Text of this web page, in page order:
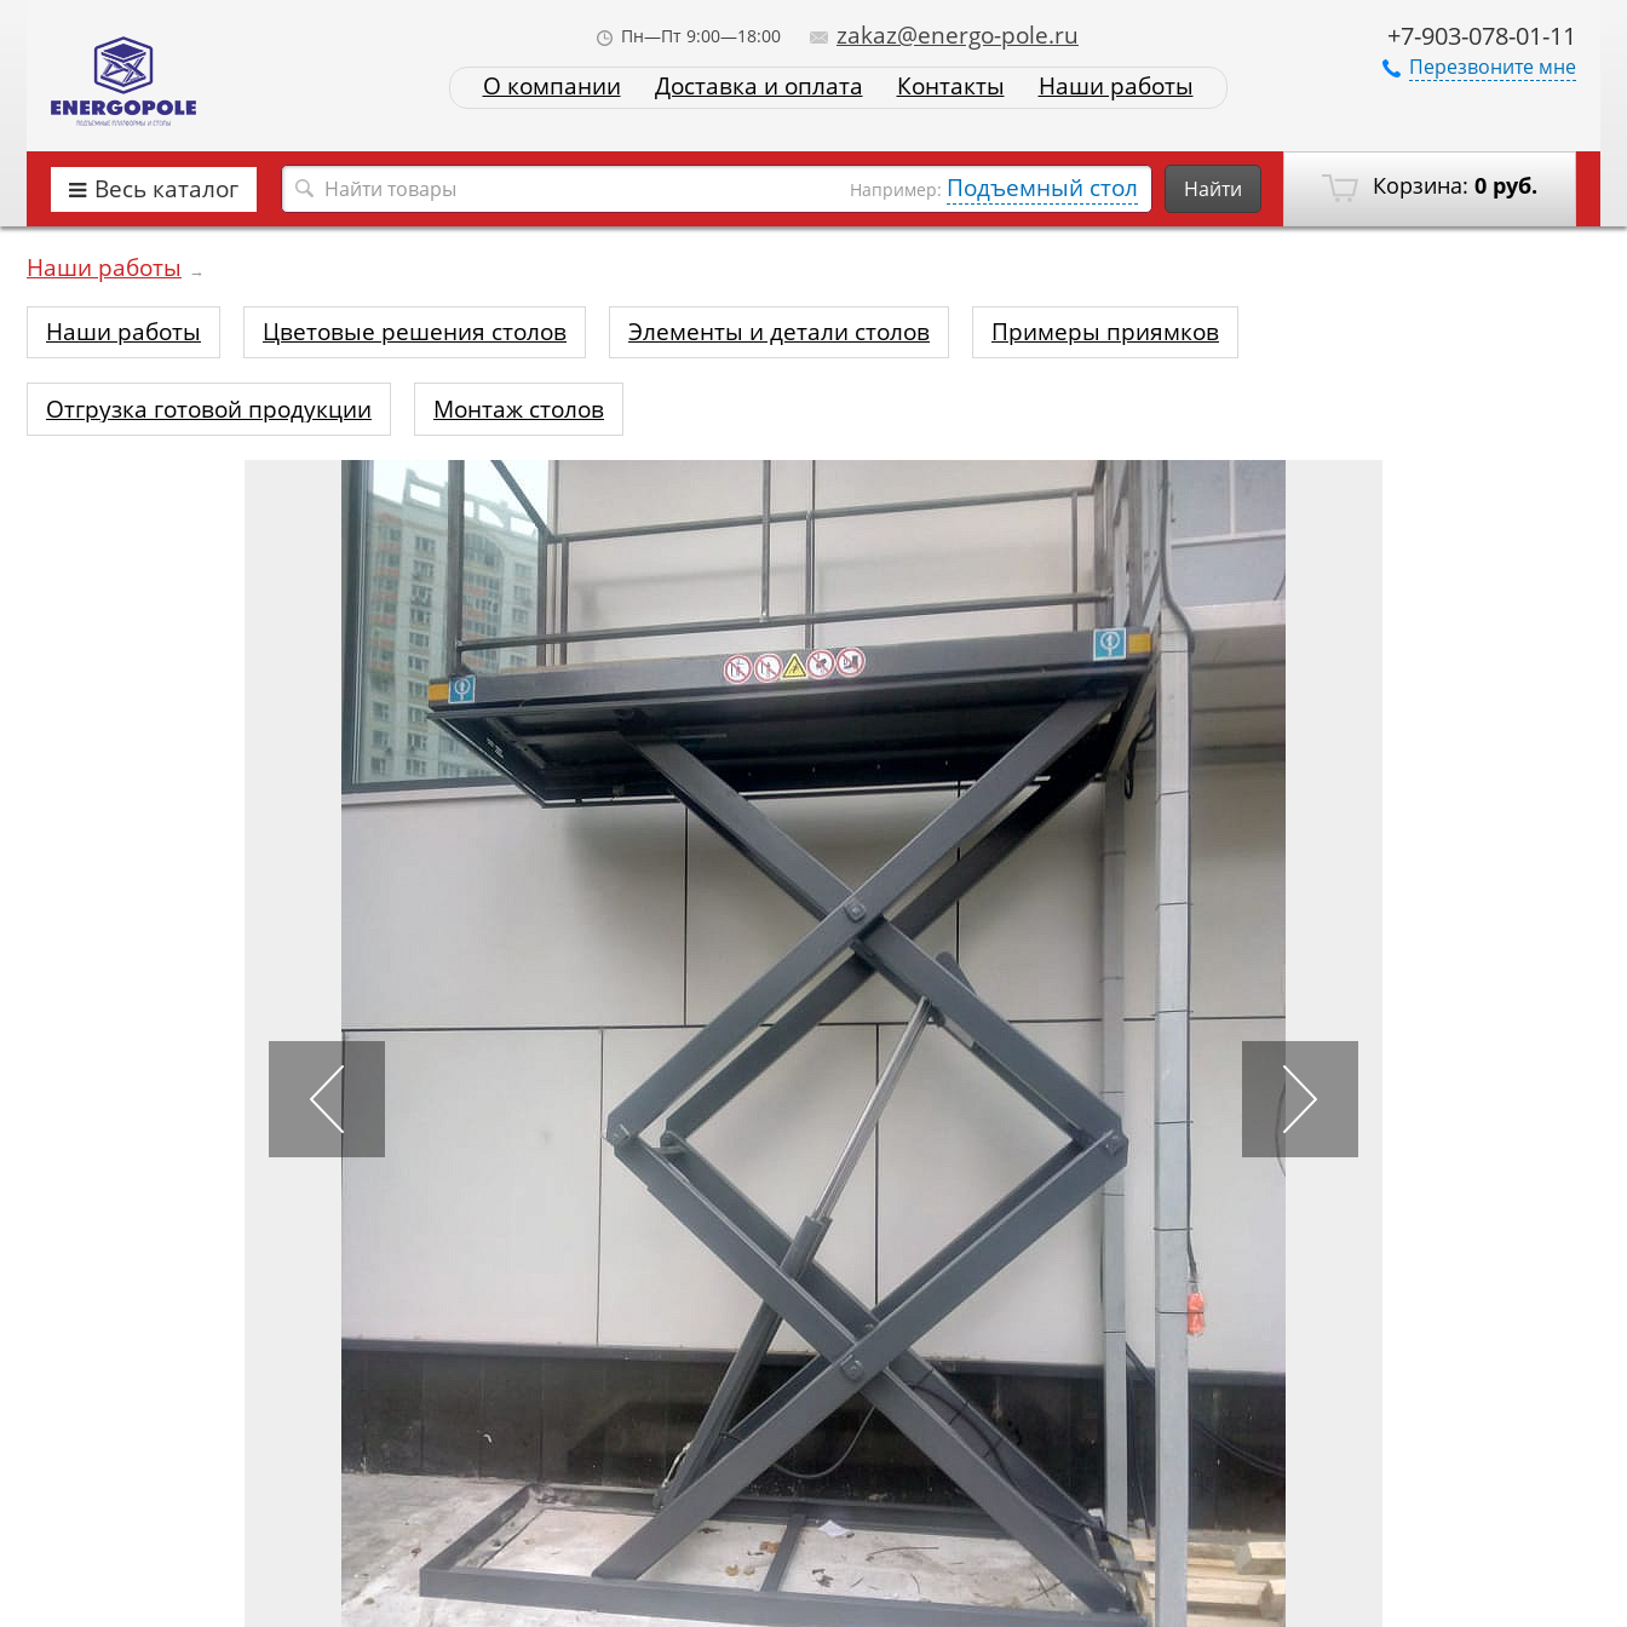
+7-903-078-01-11
Перезвоните мне
Пн—Пт 9:00—18:00
zakaz@energo-pole.ru
О компании
Доставка и оплата Контакты Наши работы
Корзина: 0 руб.
Весь каталог Например: Подъемный стол Найти
Наши работы →
Наши работы Цветовые решения столов Элементы и детали столов Примеры приямков
Отгрузка готовой продукции Монтаж столов